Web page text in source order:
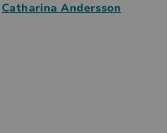
Catharina Andersson